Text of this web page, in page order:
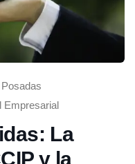
Empresarial
La
y la